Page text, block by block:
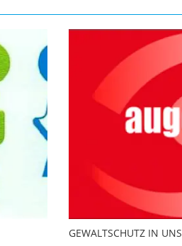
Bild
GEWALTSCHUTZ IN